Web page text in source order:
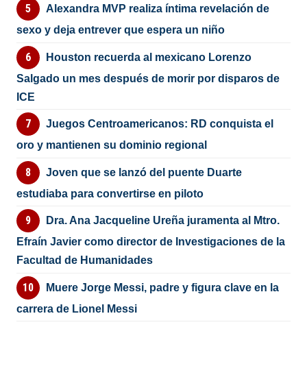
Alexandra MVP realiza íntima revelación de
sexo y deja entrever que espera un niño
Houston recuerda al mexicano Lorenzo
Salgado un mes después de morir por disparos de
ICE
Juegos Centroamericanos: RD conquista el
oro y mantienen su dominio regional
Joven que se lanzó del puente Duarte
estudiaba para convertirse en piloto
Dra. Ana Jacqueline Ureña juramenta al Mtro.
Efraín Javier como director de Investigaciones de la
Facultad de Humanidades
Muere Jorge Messi, padre y figura clave en la
carrera de Lionel Messi